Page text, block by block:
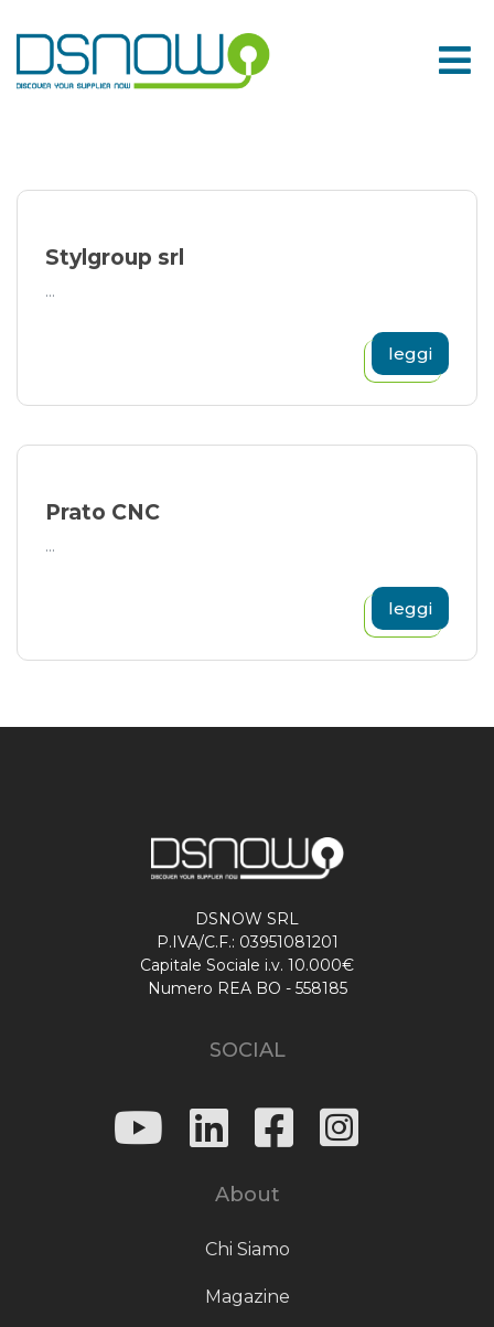
to
content
Stylgroup srl
...
leggi
Prato CNC
...
leggi
DSNOW SRL
P.IVA/C.F.: 03951081201
Capitale Sociale i.v. 10.000€
Numero REA BO - 558185
SOCIAL
About
Chi Siamo
Magazine